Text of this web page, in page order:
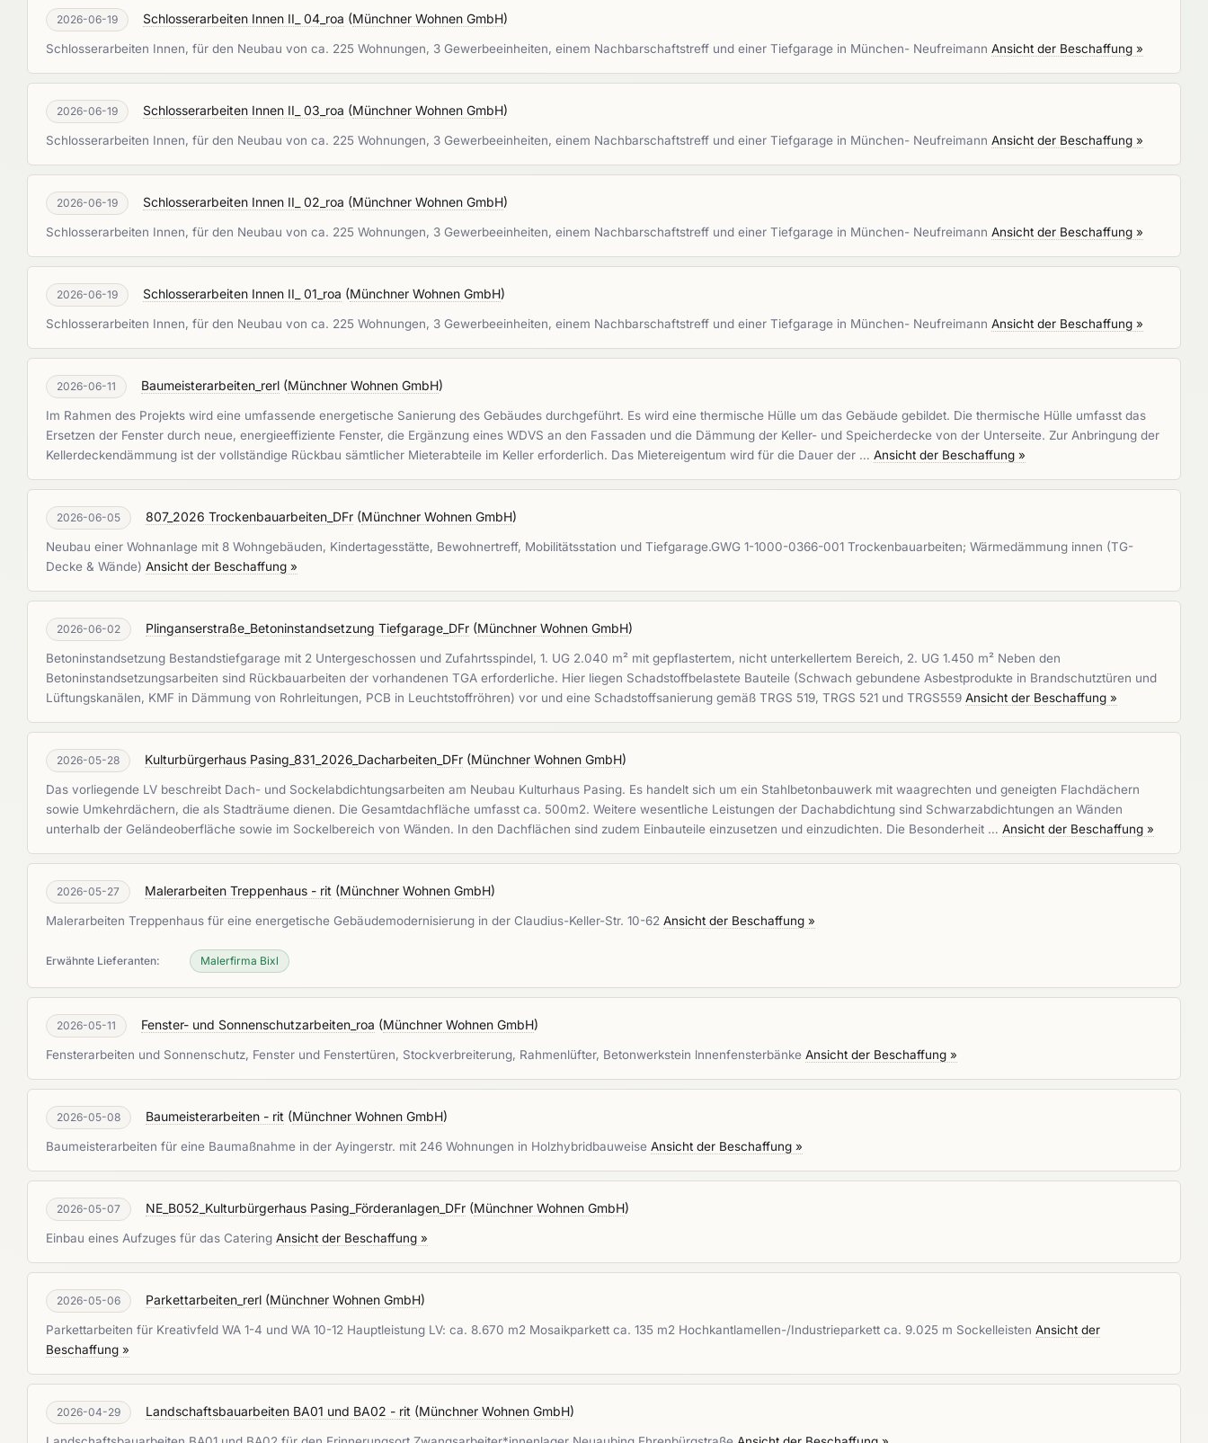
2026-06-19 Schlosserarbeiten Innen II_ 04_roa (Münchner Wohnen GmbH)
Schlosserarbeiten Innen, für den Neubau von ca. 225 Wohnungen, 3 Gewerbeeinheiten, einem Nachbarschaftstreff und einer Tiefgarage in München- Neufreimann Ansicht der Beschaffung »
2026-06-19 Schlosserarbeiten Innen II_ 03_roa (Münchner Wohnen GmbH)
Schlosserarbeiten Innen, für den Neubau von ca. 225 Wohnungen, 3 Gewerbeeinheiten, einem Nachbarschaftstreff und einer Tiefgarage in München- Neufreimann Ansicht der Beschaffung »
2026-06-19 Schlosserarbeiten Innen II_ 02_roa (Münchner Wohnen GmbH)
Schlosserarbeiten Innen, für den Neubau von ca. 225 Wohnungen, 3 Gewerbeeinheiten, einem Nachbarschaftstreff und einer Tiefgarage in München- Neufreimann Ansicht der Beschaffung »
2026-06-19 Schlosserarbeiten Innen II_ 01_roa (Münchner Wohnen GmbH)
Schlosserarbeiten Innen, für den Neubau von ca. 225 Wohnungen, 3 Gewerbeeinheiten, einem Nachbarschaftstreff und einer Tiefgarage in München- Neufreimann Ansicht der Beschaffung »
2026-06-11 Baumeisterarbeiten_rerl (Münchner Wohnen GmbH)
Im Rahmen des Projekts wird eine umfassende energetische Sanierung des Gebäudes durchgeführt. Es wird eine thermische Hülle um das Gebäude gebildet. Die thermische Hülle umfasst das
Ersetzen der Fenster durch neue, energieeffiziente Fenster, die Ergänzung eines WDVS an den Fassaden und die Dämmung der Keller- und Speicherdecke von der Unterseite. Zur Anbringung der
Kellerdeckendämmung ist der vollständige Rückbau sämtlicher Mieterabteile im Keller erforderlich. Das Mietereigentum wird für die Dauer der … Ansicht der Beschaffung »
2026-06-05 807_2026 Trockenbauarbeiten_DFr (Münchner Wohnen GmbH)
Neubau einer Wohnanlage mit 8 Wohngebäuden, Kindertagesstätte, Bewohnertreff, Mobilitätsstation und Tiefgarage.GWG 1-1000-0366-001 Trockenbauarbeiten; Wärmedämmung innen (TG-
Decke & Wände) Ansicht der Beschaffung »
2026-06-02 Plinganserstraße_Betoninstandsetzung Tiefgarage_DFr (Münchner Wohnen GmbH)
Betoninstandsetzung Bestandstiefgarage mit 2 Untergeschossen und Zufahrtsspindel, 1. UG 2.040 m² mit gepflastertem, nicht unterkellertem Bereich, 2. UG 1.450 m² Neben den
Betoninstandsetzungsarbeiten sind Rückbauarbeiten der vorhandenen TGA erforderliche. Hier liegen Schadstoffbelastete Bauteile (Schwach gebundene Asbestprodukte in Brandschutztüren und
Lüftungskanälen, KMF in Dämmung von Rohrleitungen, PCB in Leuchtstoffröhren) vor und eine Schadstoffsanierung gemäß TRGS 519, TRGS 521 und TRGS559 Ansicht der Beschaffung »
2026-05-28 Kulturbürgerhaus Pasing_831_2026_Dacharbeiten_DFr (Münchner Wohnen GmbH)
Das vorliegende LV beschreibt Dach- und Sockelabdichtungsarbeiten am Neubau Kulturhaus Pasing. Es handelt sich um ein Stahlbetonbauwerk mit waagrechten und geneigten Flachdächern
sowie Umkehrdächern, die als Stadträume dienen. Die Gesamtdachfläche umfasst ca. 500m2. Weitere wesentliche Leistungen der Dachabdichtung sind Schwarzabdichtungen an Wänden
unterhalb der Geländeoberfläche sowie im Sockelbereich von Wänden. In den Dachflächen sind zudem Einbauteile einzusetzen und einzudichten. Die Besonderheit … Ansicht der Beschaffung »
2026-05-27 Malerarbeiten Treppenhaus - rit (Münchner Wohnen GmbH)
Malerarbeiten Treppenhaus für eine energetische Gebäudemodernisierung in der Claudius-Keller-Str. 10-62 Ansicht der Beschaffung »
Erwähnte Lieferanten: Malerfirma Bixl
2026-05-11 Fenster- und Sonnenschutzarbeiten_roa (Münchner Wohnen GmbH)
Fensterarbeiten und Sonnenschutz, Fenster und Fenstertüren, Stockverbreiterung, Rahmenlüfter, Betonwerkstein lnnenfensterbänke Ansicht der Beschaffung »
2026-05-08 Baumeisterarbeiten - rit (Münchner Wohnen GmbH)
Baumeisterarbeiten für eine Baumaßnahme in der Ayingerstr. mit 246 Wohnungen in Holzhybridbauweise Ansicht der Beschaffung »
2026-05-07 NE_B052_Kulturbürgerhaus Pasing_Förderanlagen_DFr (Münchner Wohnen GmbH)
Einbau eines Aufzuges für das Catering Ansicht der Beschaffung »
2026-05-06 Parkettarbeiten_rerl (Münchner Wohnen GmbH)
Parkettarbeiten für Kreativfeld WA 1-4 und WA 10-12 Hauptleistung LV: ca. 8.670 m2 Mosaikparkett ca. 135 m2 Hochkantlamellen-/Industrieparkett ca. 9.025 m Sockelleisten Ansicht der
Beschaffung »
2026-04-29 Landschaftsbauarbeiten BA01 und BA02 - rit (Münchner Wohnen GmbH)